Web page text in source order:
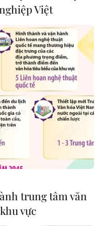
nhập
từ
làm
Việt
trung tâm văn
vực